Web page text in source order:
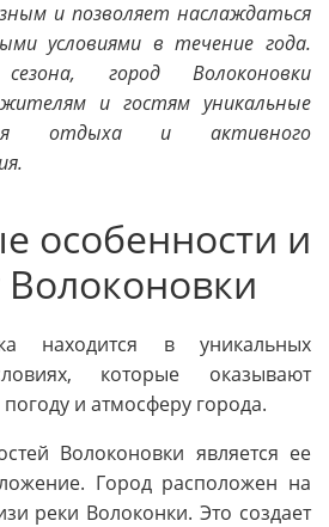
и позволяет наслаждаться
условиями в течение года.
город Волоконовки
и гостям уникальные
отдыха и активного
особенности и
находится в уникальных
которые оказывают
и атмосферу города.
Волоконовки является ее
Город расположен на
реки Волоконки. Это создает